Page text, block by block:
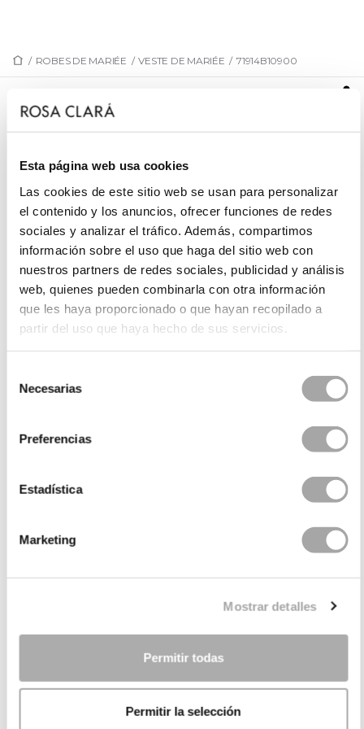
Esta página web usa cookies
Las cookies de este sitio web se usan para personalizar
el contenido y los anuncios, ofrecer funciones de redes
sociales y analizar el tráfico. Además, compartimos
información sobre el uso que haga del sitio web con
nuestros partners de redes sociales, publicidad y análisis
web, quienes pueden combinarla con otra información
que les haya proporcionado o que hayan recopilado a
partir del uso que haya hecho de sus servicios.
Necesarias
Preferencias
Estadística
Marketing
Mostrar detalles
Permitir todas
Permitir la selección
/ ROBES DE MARIÉE / VESTE DE MARIÉE / 71914B10900
71914B10900
haute couture Rosa Clará Couture.
PRENEZ RENDEZ-VOUS
BESOIN D'AIDE ?
ENTREPRISE